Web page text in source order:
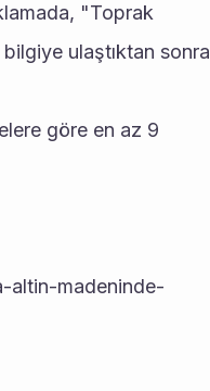
"Toprak
ulaştıktan sonra
göre en az 9
altin-madeninde-